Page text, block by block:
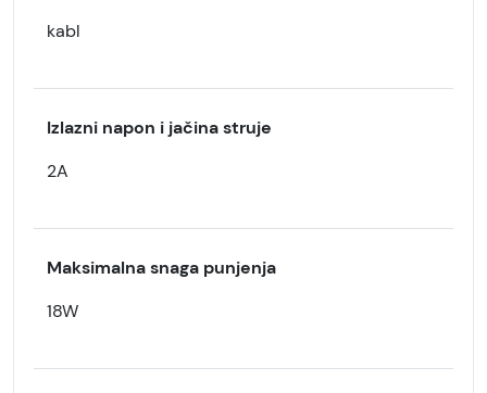
kabl
Izlazni napon i jačina struje
2A
Maksimalna snaga punjenja
18W